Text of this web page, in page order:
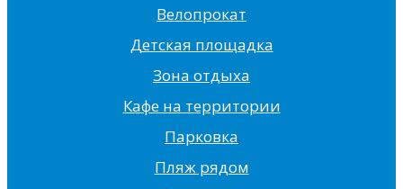
Велопрокат
Детская площадка
Зона отдыха
Кафе на территории
Парковка
Пляж рядом